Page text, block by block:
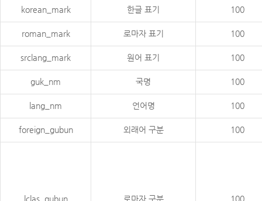
korean_mark 한글 표기 100
roman_mark 로마자 표기 100
srclang_mark 원어 표기 100
guk_nm 국명 100
lang_nm 언어명 100
foreign_gubun 외래어 구분 100
lclas_gubun 로마자 구분 100